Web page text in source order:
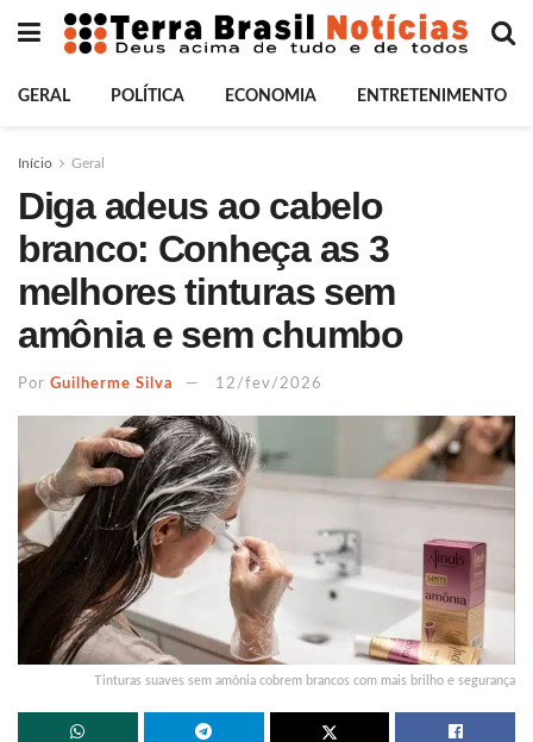
GERAL POLÍTICA ECONOMIA ENTRETENIMENTO
Início Geral
Diga adeus ao cabelo
branco: Conheça as 3
melhores tinturas sem
amônia e sem chumbo
Por Guilherme Silva 12/fev/2026
Tinturas suaves sem amônia cobrem brancos com mais brilho e segurança